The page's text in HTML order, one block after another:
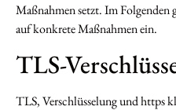
Maßnahmen setzt. Im
auf konkrete Maßnahmen ein.
TLS-
TLS, Verschlüsselung und https